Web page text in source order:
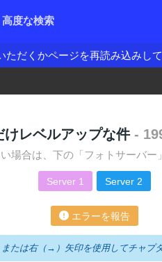
高度な検索
だくかページを再読み込みし
けレベルアップな件 -
場合は、下の「フォトサーバー
Server 1 Server 2
エラーを報告
たは右（→）矢印を使用してチャプ